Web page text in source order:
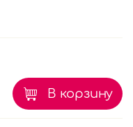
В корзину